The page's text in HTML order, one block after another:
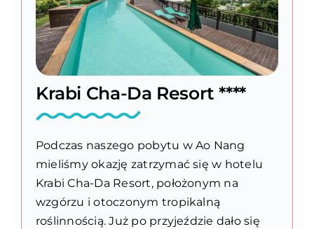
Krabi Cha-Da Resort ****
Podczas naszego pobytu w Ao Nang
mieliśmy okazję zatrzymać się w hotelu
Krabi Cha-Da Resort, położonym na
wzgórzu i otoczonym tropikalną
roślinnością. Już po przyjeździe dało się